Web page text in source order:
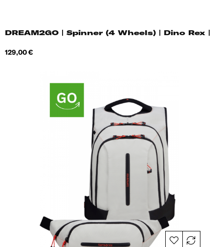
DREAM2GO | Spinner (4 Wheels) | Dino Rex |
Hind
129,00 €